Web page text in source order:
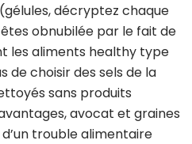
décryptez chaque
obnubilée par le fait de
les aliments healthy type
de choisir des sels de la
sans produits
avocat et graines
trouble alimentaire